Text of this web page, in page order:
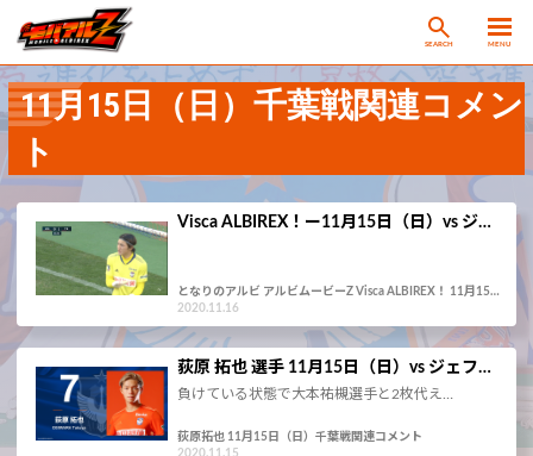
SEARCH MENU
11月15日（日）千葉戦関連コメン
ト
Visca ALBIREX！ー11月15日（日）vs ジ…
となりのアルビ アルビムービーZ Visca ALBIREX！ 11月15…
2020.11.16
荻原 拓也 選手 11月15日（日）vs ジェフ…
負けている状態で大本祐槻選手と2枚代え…
荻原拓也 11月15日（日）千葉戦関連コメント
2020.11.15